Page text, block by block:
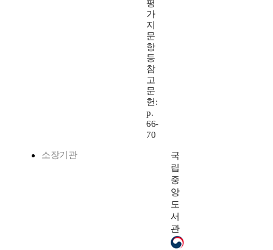
평
가
지
문
항
등
참
고
문
헌:
p.
66-
70
소장기관
국
립
중
앙
도
서
관